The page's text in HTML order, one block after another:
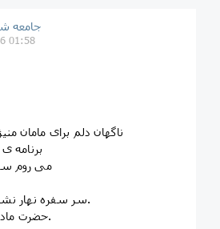
جامعه
01:58
ناگهان دلم برای مامان
برنامه
می روم
سر سفره نهار نشسته اند که می رسم.
حضرت مادر برایم برنج می کشد.